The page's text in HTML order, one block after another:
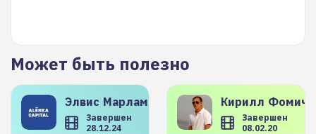
Может быть полезно
Элвис Марламов
Завершен
28.12.24
Кирилл
Завершен
08.02.20